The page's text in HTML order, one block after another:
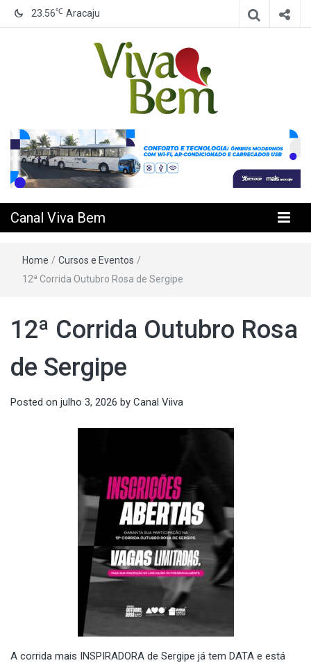
23.56℃ Aracaju
Canal Viva
Bem
Canal Viva Bem
Home / Cursos e Eventos /
12ª Corrida Outubro Rosa de Sergipe
12ª Corrida Outubro Rosa
de Sergipe
Posted on julho 3, 2026 by Canal Viiva
A corrida mais INSPIRADORA de Sergipe já tem DATA e está